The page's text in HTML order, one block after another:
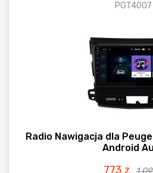
PGT4007
Radio Nawigacja dla
Android
773 z 1